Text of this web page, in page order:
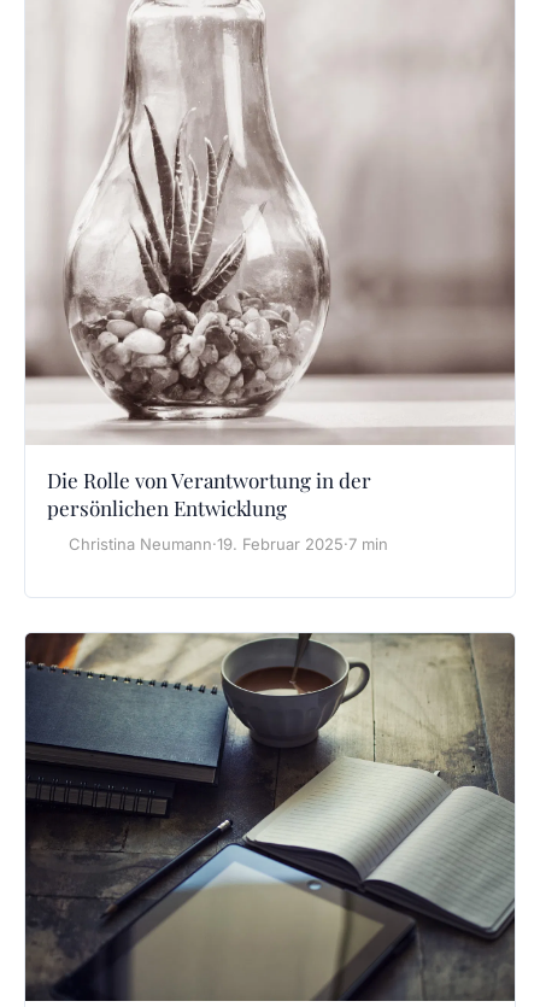
Die Rolle von Verantwortung in der
persönlichen Entwicklung
Christina Neumann·19. Februar 2025·7 min